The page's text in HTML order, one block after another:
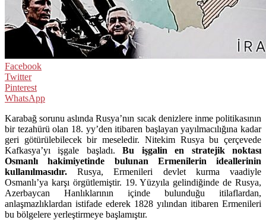
Facebook
Twitter
Pinterest
WhatsApp
Karabağ sorunu aslında Rusya’nın sıcak denizlere inme politikasının
bir tezahürü olan 18. yy’den itibaren başlayan yayılmacılığına kadar
geri götürülebilecek bir meseledir. Nitekim Rusya bu çerçevede
Kafkasya’yı işgale başladı.Bu işgalin en stratejik noktası
Osmanlı hakimiyetinde bulunan Ermenilerin ideallerinin
kullanılmasıdır. Rusya, Ermenileri devlet kurma vaadiyle
Osmanlı’ya karşı örgütlemiştir. 19. Yüzyıla gelindiğinde de Rusya,
Azerbaycan Hanlıklarının içinde bulunduğu itilaflardan,
anlaşmazlıklardan istifade ederek 1828 yılından itibaren Ermenileri
bu bölgelere yerleştirmeye başlamıştır.